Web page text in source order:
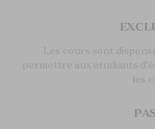
Les cours sont
permettre aux étudiants
les